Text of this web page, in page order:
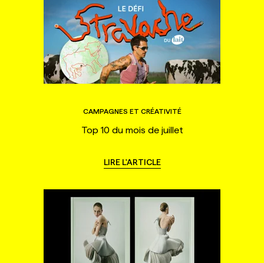
CAMPAGNES ET CRÉATIVITÉ
Top 10 du mois de juillet
LIRE L'ARTICLE